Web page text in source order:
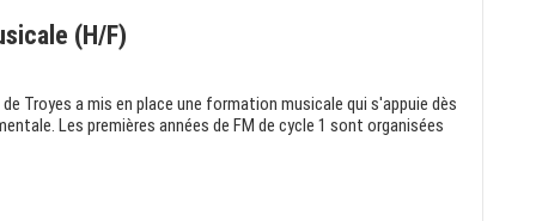
(H/F)
Troyes a mis en place une formation musicale qui s'appuie dès
Les premières années de FM de cycle 1 sont organisées